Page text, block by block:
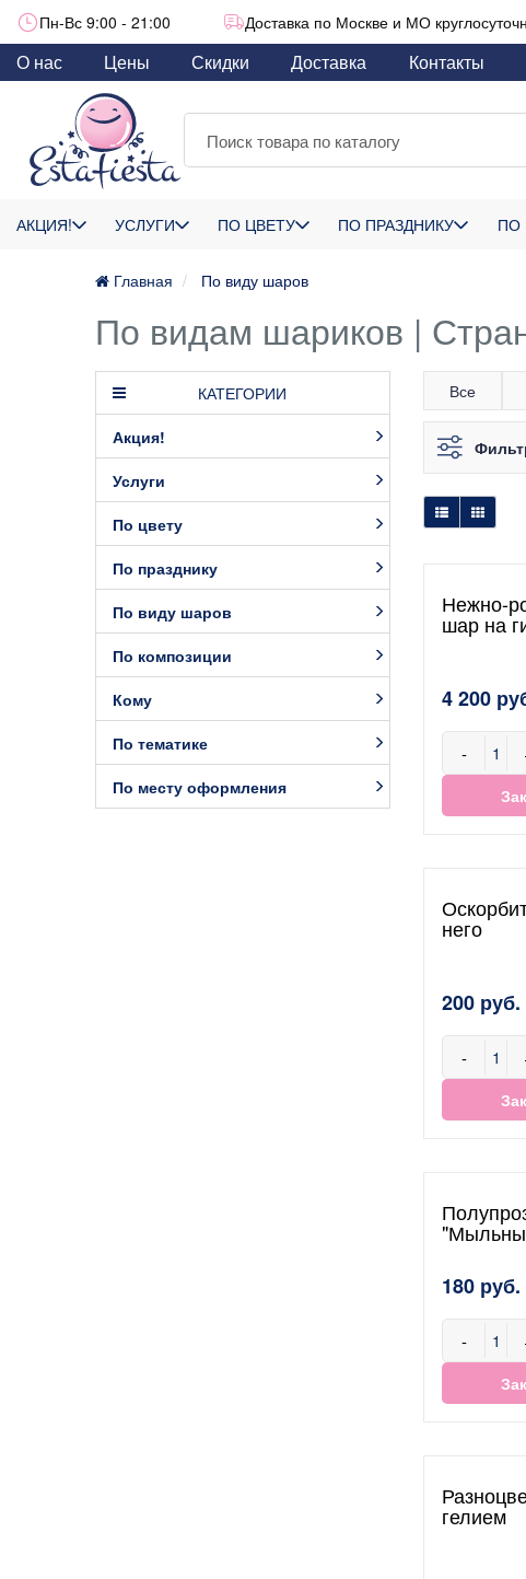
Пн-Вс 9:00 - 21:00 Доставка по Москве и МО
О нас Цены Скидки Доставка Контакты
АКЦИЯ! УСЛУГИ ПО ЦВЕТУ ПО ПРАЗДНИКУ ПО
Главная По виду шаров
По видам шариков |
КАТЕГОРИИ
Акция!
Услуги
По цвету
По празднику
По виду шаров
По композиции
Кому
По тематике
По месту оформления
Все
Нежно-
шар на
4 200
-
него
200 руб.
-
180 руб.
-
гелием